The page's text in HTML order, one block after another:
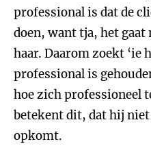
professional is dat de
doen, want tja, het gaat
haar. Daarom zoekt ‘ie
professional is
hoe zich professioneel
betekent dit, dat hij
opkomt.